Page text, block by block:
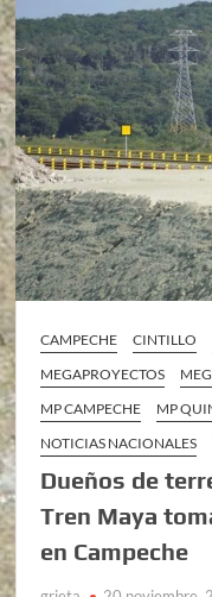
CAMPECHE CINTILLO
MEGAPROYECTOS
MP CAMPECHE
MP
NOTICIAS NACIONALES
Dueños de
Tren Maya
en Campeche